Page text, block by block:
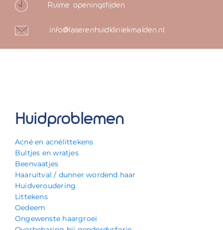
Ruime openingstijden
info@laserenhuidkliniekmalden.nl
Huidproblemen
Acné en acnélittekens
Bultjes en wratjes
Beenvaatjes
Haaruitval / dunner wordend haar
Huidveroudering
Littekens
Oedeem
Ongewenste haargroei